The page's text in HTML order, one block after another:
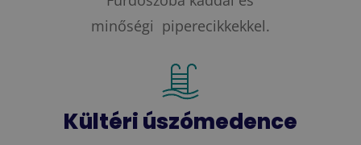
minőségi piperecikkekkel.
Kültéri úszómedence